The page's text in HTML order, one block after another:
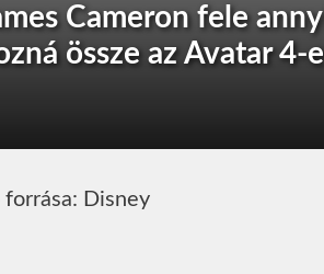
Cameron fele
össze az Avatar 4-
forrása: Disney